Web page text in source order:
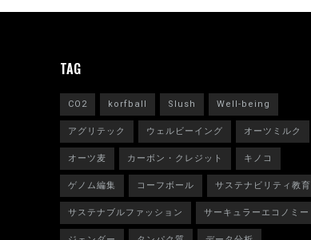
TAG
CO2 korfball Slush
Well-being
アグリテック
ウェルビーイング
オーツミルク
オーツ麦
カーボン・クレジット
キノコ
ゲノム編集
コーフボール
サステナビリティ教育
サステナブルファッション
サーキュラーエコノミー